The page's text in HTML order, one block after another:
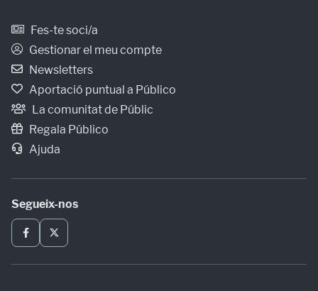
Fes-te soci/a
Gestionar el meu compte
Newsletters
Aportació puntual a Público
La comunitat de Públic
Regala Público
Ajuda
Segueix-nos